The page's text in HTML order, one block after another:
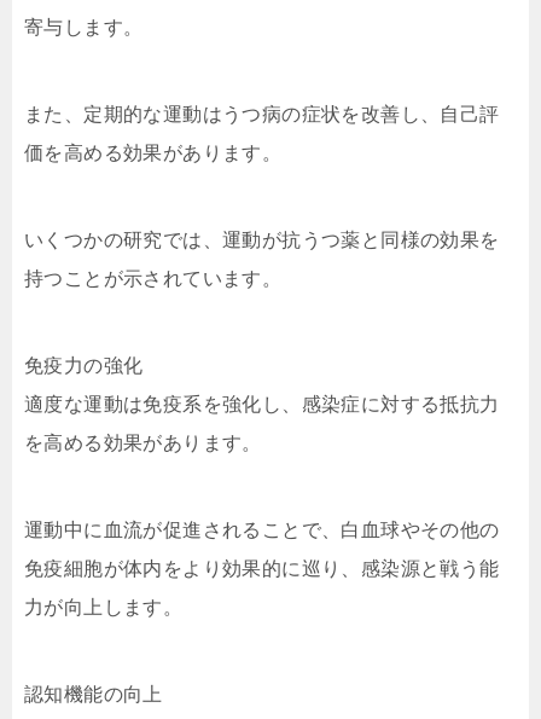
寄与します。
また、定期的な運動はうつ病の症状を改善し、自己評
価を高める効果があります。
いくつかの研究では、運動が抗うつ薬と同様の効果を
持つことが示されています。
免疫力の強化
適度な運動は免疫系を強化し、感染症に対する抵抗力
を高める効果があります。
運動中に血流が促進されることで、白血球やその他の
免疫細胞が体内をより効果的に巡り、感染源と戦う能
力が向上します。
認知機能の向上